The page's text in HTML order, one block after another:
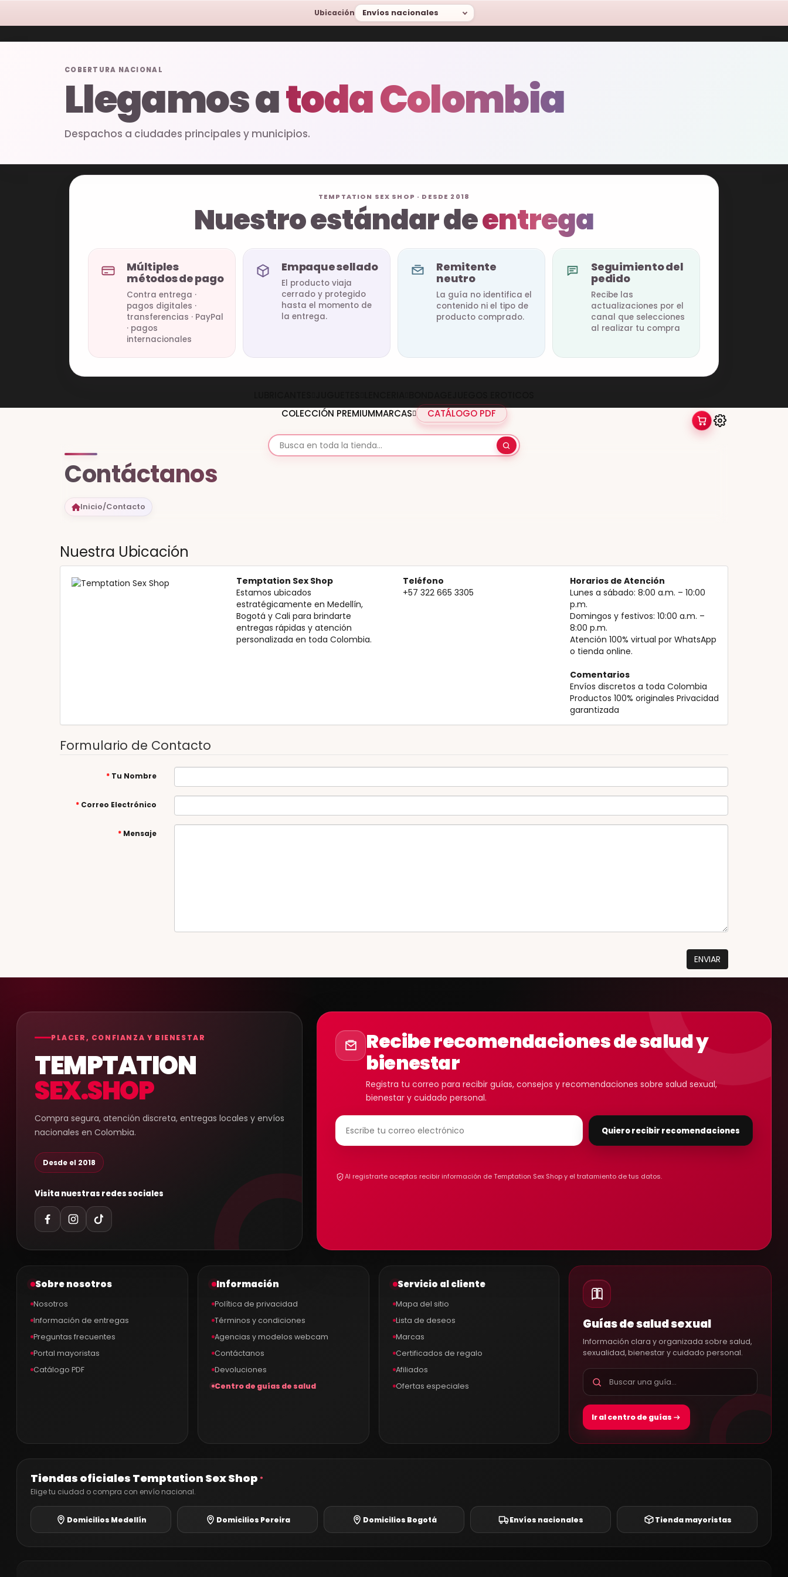
Ubicación Envíos nacionales
COBERTURA NACIONAL
Llegamos atoda Colombia
Despachos a ciudades principales y municipios.
TEMPTATION SEX SHOP · DESDE 2018
Nuestro estándar deentrega
Múltiples
métodos de pago
Contra entrega ·
pagos digitales ·
transferencias · PayPal
· pagos
internacionales
Empaque sellado
El producto viaja
cerrado y protegido
hasta el momento de
la entrega.
Remitente
neutro
La guía no identifica el
contenido ni el tipo de
producto comprado.
Seguimiento del
pedido
Recibe las
actualizaciones por el
canal que selecciones
al realizar tu compra
COLECCIÓN PREMIUMMARCAS CATÁLOGO PDF
Contáctanos
Inicio/Contacto
Nuestra Ubicación
Temptation Sex Shop
Estamos ubicados
estratégicamente en Medellín,
Bogotá y Cali para brindarte
entregas rápidas y atención
personalizada en toda Colombia.
Teléfono
+57 322 665 3305
Horarios de Atención
Lunes a sábado: 8:00 a.m. – 10:00
p.m.
Domingos y festivos: 10:00 a.m. –
8:00 p.m.
Atención 100% virtual por WhatsApp
o tienda online.
Comentarios
Envíos discretos a toda Colombia
Productos 100% originales Privacidad
garantizada
Formulario de Contacto
Tu Nombre
Correo Electrónico
Mensaje
PLACER, CONFIANZA Y BIENESTAR
TEMPTATION
SEX.SHOP
Compra segura, atención discreta, entregas locales y envíos
nacionales en Colombia.
Desde el 2018
Visita nuestras redes sociales
Recibe recomendaciones de salud y
bienestar
Registra tu correo para recibir guías, consejos y recomendaciones sobre salud sexual,
bienestar y cuidado personal.
Quiero recibir recomendaciones
Al registrarte aceptas recibir información de Temptation Sex Shop y el tratamiento de tus datos.
Sobre nosotros
Nosotros
Información de entregas
Preguntas frecuentes
Portal mayoristas
Catálogo PDF
Información
Política de privacidad
Términos y condiciones
Agencias y modelos webcam
Contáctanos
Devoluciones
Centro de guías de salud
Servicio al cliente
Mapa del sitio
Lista de deseos
Marcas
Certificados de regalo
Afiliados
Ofertas especiales
Guías de salud sexual
Información clara y organizada sobre salud,
sexualidad, bienestar y cuidado personal.
Ir al centro de guías
Tiendas oficiales Temptation Sex Shop ®
Elige tu ciudad o compra con envío nacional.
Domicilios Medellín Domicilios Pereira Domicilios Bogotá Envíos nacionales Tienda mayoristas